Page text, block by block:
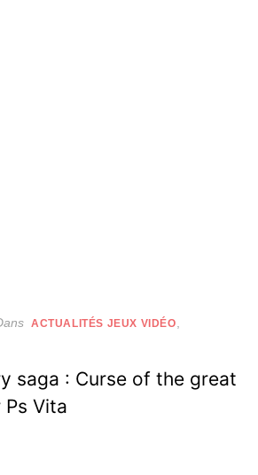
ACTUALITÉS JEUX VIDÉO,
saga : Curse of the great
Vita